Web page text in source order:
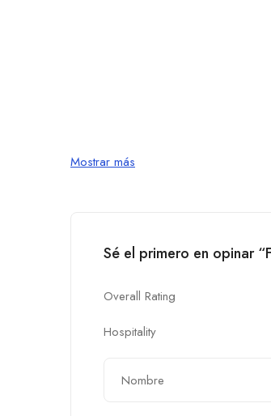
Mostrar más
Sé el primero en opinar
Overall Rating
Hospitality